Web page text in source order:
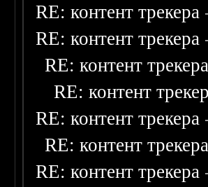
RE: контент трекера
RE: контент трекера
RE: контент трекера
RE: контент
RE: контент трекера
RE: контент трекера
RE: контент трекера